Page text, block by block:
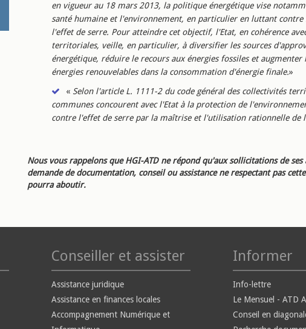
en vigueur au 18 mars 2013, la politique énergétique vise
santé humaine et l'environnement, en particulier en luttant contre
l'effet de serre. Pour atteindre cet objectif, l'Etat, en cohérence
territoriales, veille, en particulier, à diversifier les sources
énergétique, réduire le recours aux énergies fossiles et augmenter
énergies renouvelables dans la consommation d'énergie finale.»
« Selon l'article L. 1111-2 du code général des collectivités
communes concourent avec l'Etat à la protection de
contre l'effet de serre par la maîtrise et l'utilisation rationnelle de
Nous vous rappelons que HGI-ATD ne répond qu'aux sollicitations de ses
demande de documentation, conseil ou assistance ne respectant pas
pourra aboutir.
Conseiller et assister
Assistance juridique
Assistance en finances locales
Accompagnement Numérique et
Informer
Info-lettre
Le Mensuel - ATD
Conseil en